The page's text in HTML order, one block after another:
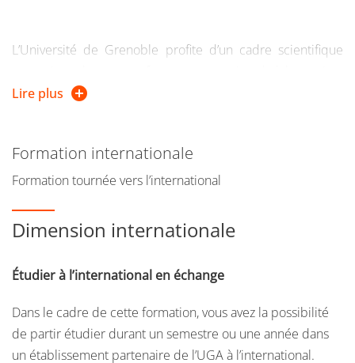
L’Université de Grenoble profite d’un cadre scientifique
d’excellence et d’industries. Les équipes pédagogiques,
d’Europe. Les établissements (UGA et G-INP) s’appuient
sur des plateformes pédagogiques de premiers plans
étudiants de bénéficier de matériel avancé et
professionnel.
Le master EEA (Electronique, Energie électrique,
cadre pour proposer une formation complète, adaptée au
besoin croissant de compétences qualifiées causé par une
Lire plus
Formation internationale
Formation tournée vers l’international
Dimension internationale
Étudier à l’international en échange
Dans le cadre de cette formation, vous avez la possibilité
de partir étudier durant un semestre ou une année dans
un établissement partenaire de l’UGA à l’international.